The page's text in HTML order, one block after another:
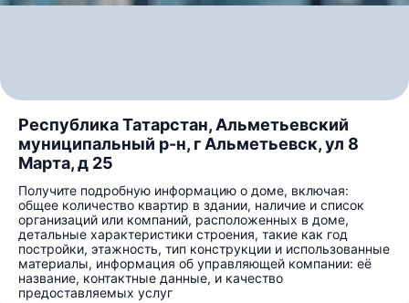
Республика Татарстан, Альметьевский
муниципальный р-н, г Альметьевск, ул 8
Марта, д 25
Получите подробную информацию о доме, включая:
общее количество квартир в здании, наличие и список
организаций или компаний, расположенных в доме,
детальные характеристики строения, такие как год
постройки, этажность, тип конструкции и использованные
материалы, информация об управляющей компании: её
название, контактные данные, и качество
предоставляемых услуг